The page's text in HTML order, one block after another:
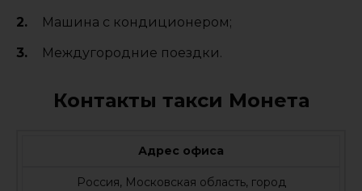
Машина с кондиционером;
Междугородние поездки.
Контакты такси Монета
Адрес офиса
Россия, Московская область, город